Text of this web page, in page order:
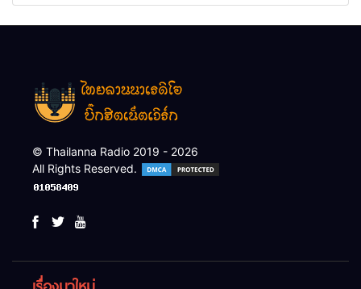
© Thailanna Radio 2019 - 2026
All Rights Reserved.